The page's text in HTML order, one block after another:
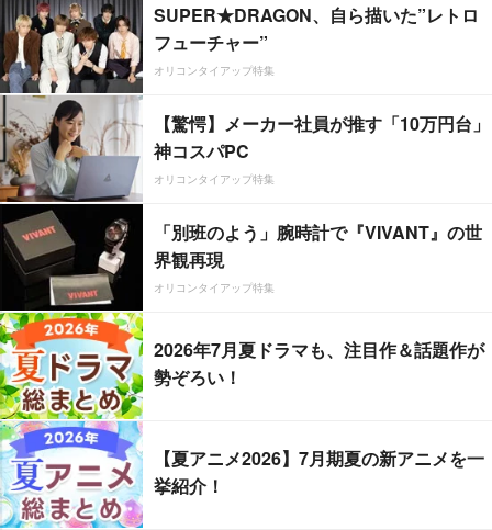
SUPER★DRAGON、自ら描いた”レトロ
フューチャー”
オリコンタイアップ特集
【驚愕】メーカー社員が推す「10万円台」
神コスパPC
オリコンタイアップ特集
「別班のよう」腕時計で『VIVANT』の世
界観再現
オリコンタイアップ特集
2026年7月夏ドラマも、注目作＆話題作が
勢ぞろい！
【夏アニメ2026】7月期夏の新アニメを一
挙紹介！